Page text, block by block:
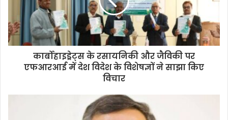
l
a
d
s
कार्बोहाइड्रेट्स के रसायनिकी और जैविकी पर
एफआरआई में देश विदेश के विशेषज्ञों ने साझा किए
विचार